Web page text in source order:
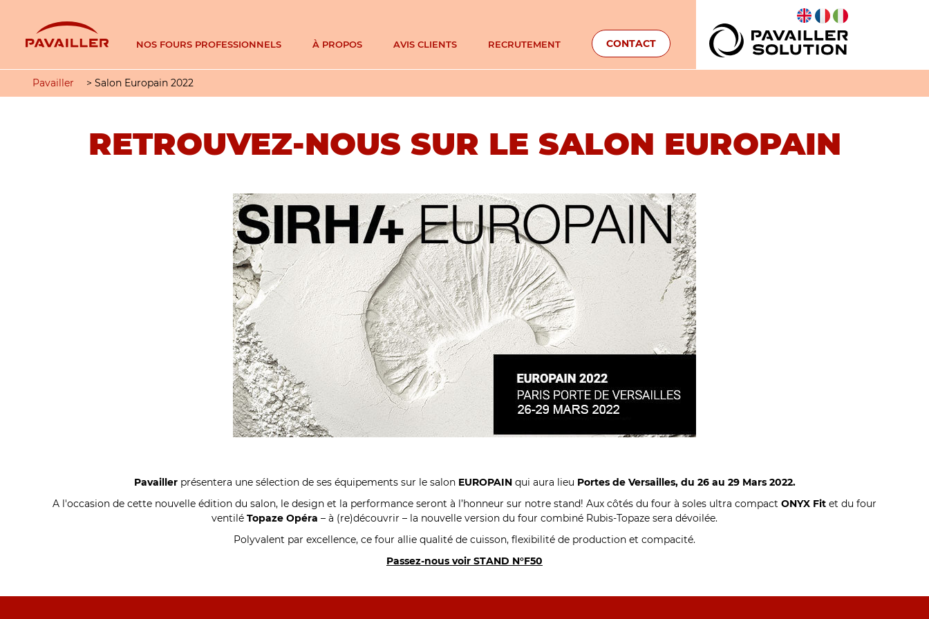
NOS FOURS PROFESSIONNELS À PROPOS AVIS CLIENTS RECRUTEMENT CONTACT
Pavailler > Salon Europain 2022
RETROUVEZ-NOUS SUR LE SALON EUROPAIN
Pavailler présentera une sélection de ses équipements sur le salon EUROPAIN qui aura lieu Portes de Versailles, du 26 au 29 Mars 2022.
A l'occasion de cette nouvelle édition du salon, le design et la performance seront à l’honneur sur notre stand! Aux côtés du four à soles ultra compact ONYX Fit et du four
ventilé Topaze Opéra – à (re)découvrir – la nouvelle version du four combiné Rubis-Topaze sera dévoilée.
Polyvalent par excellence, ce four allie qualité de cuisson, flexibilité de production et compacité.
Passez-nous voir STAND N°F50